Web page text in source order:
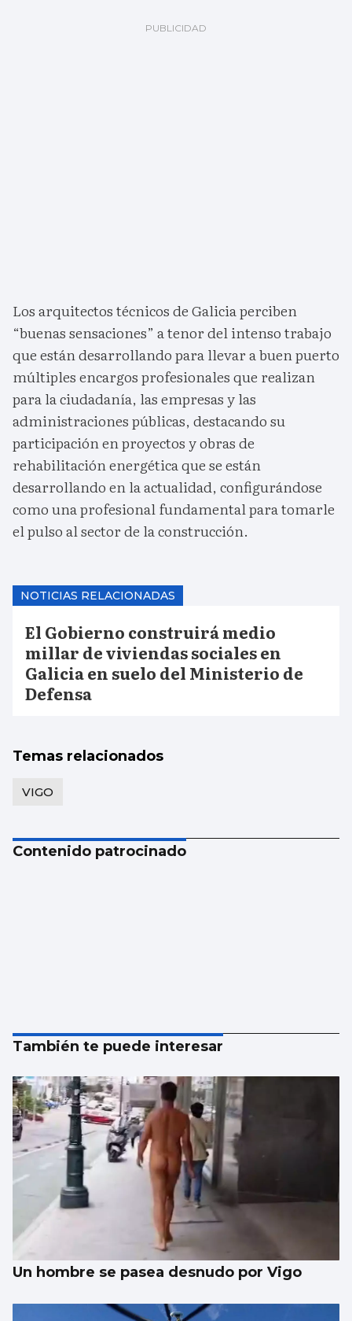
Los arquitectos técnicos de Galicia perciben
“buenas sensaciones” a tenor del intenso trabajo
que están desarrollando para llevar a buen puerto
múltiples encargos profesionales que realizan
para la ciudadanía, las empresas y las
administraciones públicas, destacando su
participación en proyectos y obras de
rehabilitación energética que se están
desarrollando en la actualidad, configurándose
como una profesional fundamental para tomarle
el pulso al sector de la construcción.
NOTICIAS RELACIONADAS
El Gobierno construirá medio
millar de viviendas sociales en
Galicia en suelo del Ministerio de
Defensa
Temas relacionados
VIGO
Contenido patrocinado
También te puede interesar
Un hombre se pasea desnudo por Vigo